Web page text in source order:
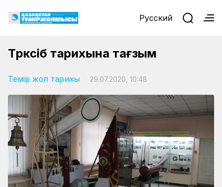
Русский
Түрксіб тарихына тағзым
Темір жол тарихы 29.07.2020, 10:48